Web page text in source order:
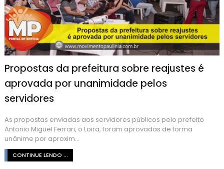
Propostas da prefeitura sobre reajustes é
aprovada por unanimidade pelos
servidores
As propostas enviadas aos servidores públicos pelo prefeito
Antonio Miguel Ferrari, o Loira, foram aprovadas de forma
unânime por aproxim...
CONTINUE LENDO ...